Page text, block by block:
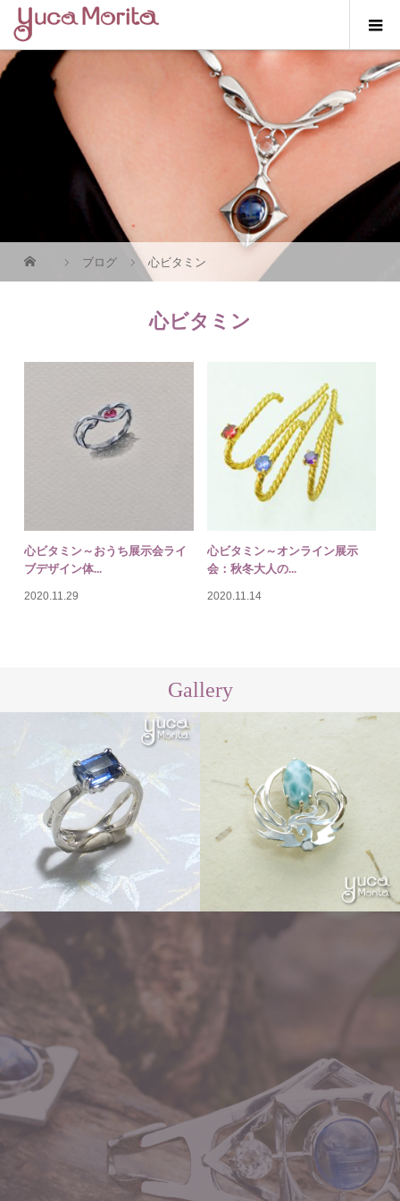
ブログ 心ビタミン
心ビタミン
心ビタミン～おうち展示会ライ
ブデザイン体...
2020.11.29
心ビタミン～オンライン展示
会：秋冬大人の...
2020.11.14
Gallery
Order